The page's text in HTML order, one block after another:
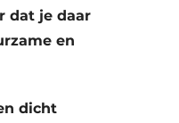
dat je daar
en
dicht